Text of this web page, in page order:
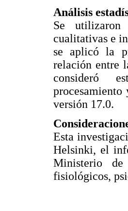
Análisis
Se utilizaron
cualitativas e
se aplicó la
relación entre
consideró
procesamiento
versión 17.0.
Esta
Helsinki, el
Ministerio
fisiológicos,